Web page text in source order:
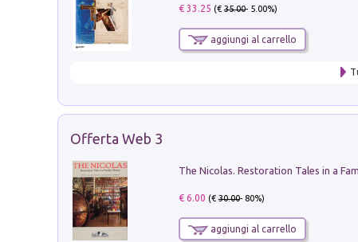
€ 33.25 (€35.00- 5.00%)
aggiungi al carrello
Offerta Web 3
€ 6.00 (€30.00- 80%)
aggiungi al carrello